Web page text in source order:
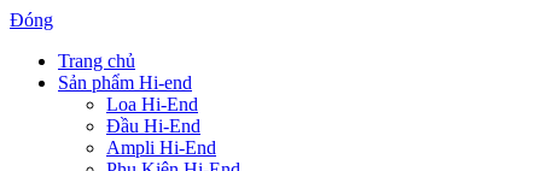
Đóng
Trang chủ
Sản phẩm Hi-end
Loa Hi-End
Đầu Hi-End
Ampli Hi-End